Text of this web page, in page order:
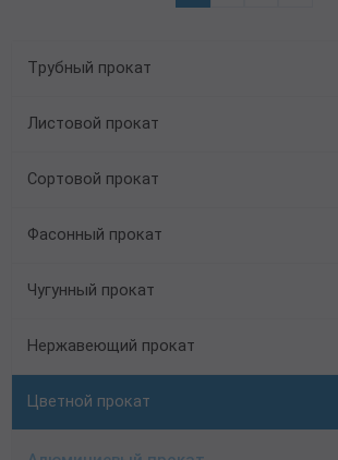
Трубный прокат
Листовой прокат
Сортовой прокат
Фасонный прокат
Чугунный прокат
Нержавеющий прокат
Цветной прокат